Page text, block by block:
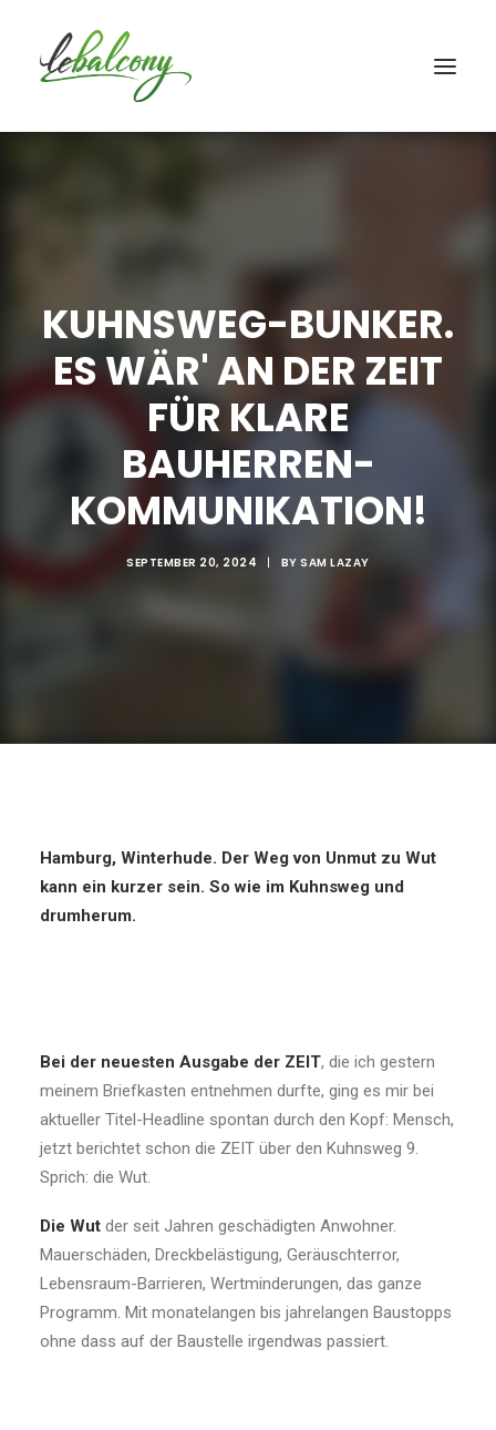
KUHNSWEG-BUNKER.
ES WÄR' AN DER ZEIT
FÜR KLARE
BAUHERREN-
KOMMUNIKATION!
SEPTEMBER 20, 2024 | BYSAM LAZAY
Hamburg, Winterhude. Der Weg von Unmut zu Wut
kann ein kurzer sein. So wie im Kuhnsweg und
drumherum.
Bei der neuesten Ausgabe der ZEIT, die ich gestern
meinem Briefkasten entnehmen durfte, ging es mir bei
aktueller Titel-Headline spontan durch den Kopf: Mensch,
jetzt berichtet schon die ZEIT über den Kuhnsweg 9.
Sprich: die Wut.
Die Wut der seit Jahren geschädigten Anwohner.
Mauerschäden, Dreckbelästigung, Geräuschterror,
Lebensraum-Barrieren, Wertminderungen, das ganze
Programm. Mit monatelangen bis jahrelangen Baustopps
ohne dass auf der Baustelle irgendwas passiert.